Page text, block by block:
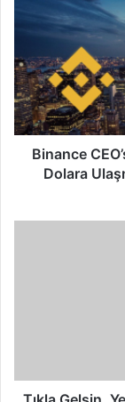
Richard
“Bitcoin’in
100
Bin
Dolara
Ulaşması
Finansal
Binance
Dolara
Sipariş
Deneyimini